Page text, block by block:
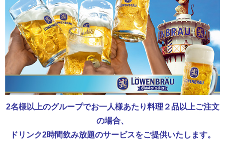
2名様以上のグループでお一人様あたり料理２品以上ご注文
の場合、
ドリンク2時間飲み放題のサービスをご提供いたします。